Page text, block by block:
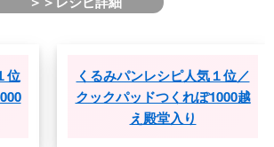
くるみパンレシピ人気１位／
クックパッドつくれぽ1000越
生ク
１位